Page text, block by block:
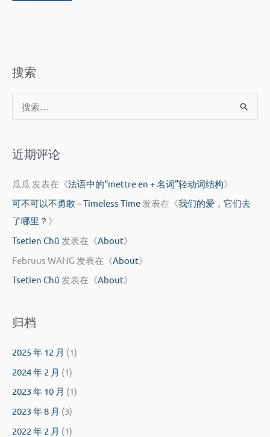
搜索
索
近期评论
瓜瓜 发表在《法语中的“mettre en + 名词”轻动词结构》
可不可以不勇敢 – Timeless Time 发表在《我们的爱，它们去
了哪里？ 》
Tsetien Chü 发表在《About》
Februus WANG 发表在《About》
Tsetien Chü 发表在《About》
归档
2025 年 12 月 (1)
2024 年 2 月 (1)
2023 年 10 月 (1)
2023 年 8 月 (3)
2022 年 2 月 (1)